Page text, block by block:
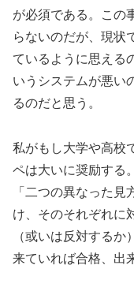
が必須である。この
らないのだが、現状
ているように思える
いうシステムが悪い
るのだと思う。
私がもし大学や高校
ペは大いに奨励する
「二つの異なった
け、そのそれぞれに
（或いは反対する
来ていれば合格、出